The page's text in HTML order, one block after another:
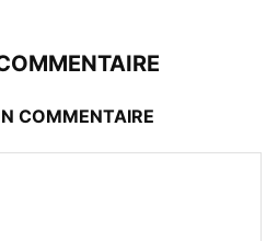
COMMENTAIRE